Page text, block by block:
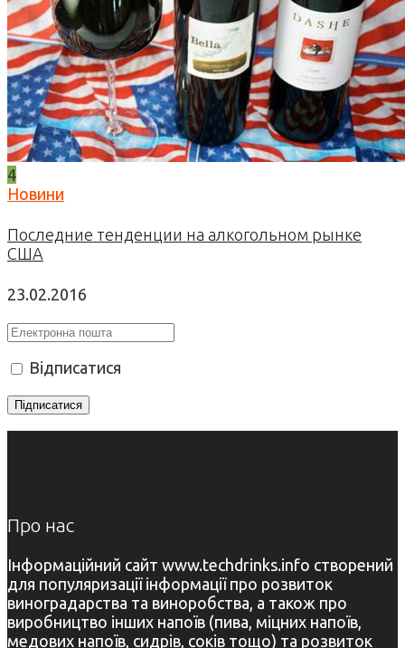
4
Новини
Последние тенденции на алкогольном рынке
США
23.02.2016
Відписатися
Про нас
Інформаційний сайт www.techdrinks.info створений
для популяризації інформації про розвиток
виноградарства та виноробства, а також про
виробництво інших напоїв (пива, міцних напоїв,
медових напоїв, сидрів, соків тощо) та розвиток